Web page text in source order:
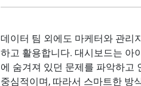
데이터 팀 외에도 마케터와 관리
하고 활용합니다. 대시보드는 아
에 숨겨져 있던 문제를 파악하고
중심적이며, 따라서 스마트한 방